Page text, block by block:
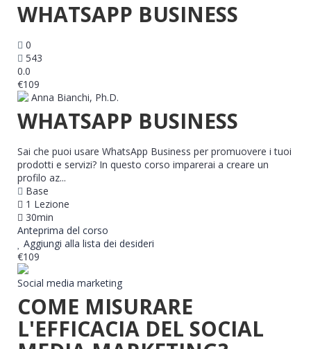
WHATSAPP BUSINESS
0
543
0.0
€109
Anna Bianchi, Ph.D.
WHATSAPP BUSINESS
Sai che puoi usare WhatsApp Business per promuovere i tuoi
prodotti e servizi? In questo corso imparerai a creare un
profilo az...
Base
1 Lezione
30min
Anteprima del corso
Aggiungi alla lista dei desideri
€109
Social media marketing
COME MISURARE
L'EFFICACIA DEL SOCIAL